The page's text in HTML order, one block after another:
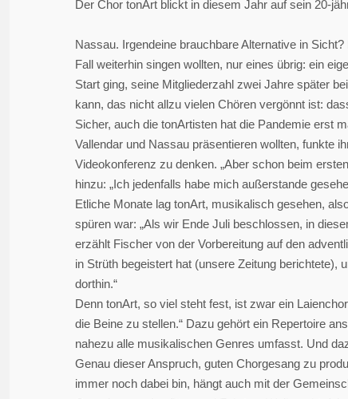
Der Chor tonArt blickt in diesem Jahr auf sein 20-
Nassau. Irgendeine brauchbare Alternative in
Fall weiterhin singen wollten, nur eines übrig: ein
Start ging, seine Mitgliederzahl zwei Jahre später
kann, das nicht allzu vielen Chören vergönnt ist:
Sicher, auch die tonArtisten hat die Pandemie erst
Vallendar und Nassau präsentieren wollten, funkte
Videokonferenz zu denken. „Aber schon beim
hinzu: „Ich jedenfalls habe mich außerstande
Etliche Monate lag tonArt, musikalisch gesehen,
spüren war: „Als wir Ende Juli beschlossen, in
erzählt Fischer von der Vorbereitung auf den
in Strüth begeistert hat (unsere Zeitung berichtete),
dorthin.“
Denn tonArt, so viel steht fest, ist zwar ein
die Beine zu stellen.“ Dazu gehört ein Repertoire
nahezu alle musikalischen Genres umfasst. Und
Genau dieser Anspruch, guten Chorgesang zu
immer noch dabei bin, hängt auch mit der